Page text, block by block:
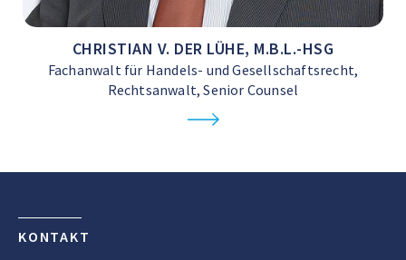
CHRISTIAN V. DER LÜHE, M.B.L.-HSG
Fachanwalt für Handels- und Gesellschaftsrecht,
Rechtsanwalt, Senior Counsel
KONTAKT